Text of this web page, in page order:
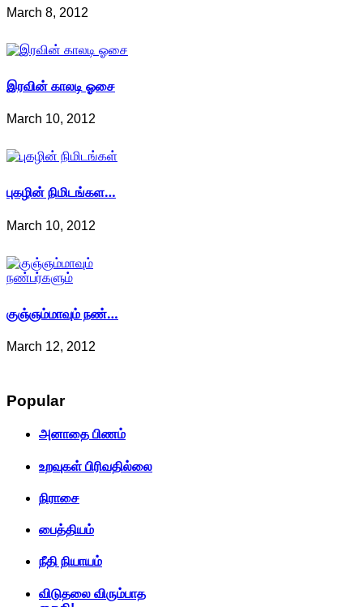
March 8, 2012
இரவின் காலடி ஓசை
March 10, 2012
புகழின் நிமிடங்கள…
March 10, 2012
குஞ்ஞம்மாவும் நண்…
March 12, 2012
Popular
அனாதை பிணம்
உறவுகள் பிரிவதில்லை
நிராசை
பைத்தியம்
நீதி நியாயம்
விடுதலை விரும்பாத